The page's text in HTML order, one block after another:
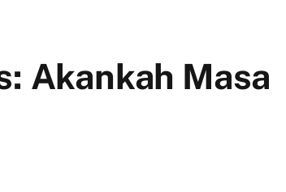
Akankah Masa